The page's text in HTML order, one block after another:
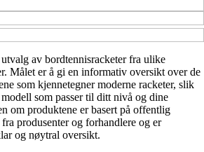
av bordtennisracketer fra ulike
Målet er å gi en informativ oversikt over de
som kjennetegner moderne racketer, slik
som passer til ditt nivå og dine
om produktene er basert på offentlig
produsenter og forhandlere og er
og nøytral oversikt.